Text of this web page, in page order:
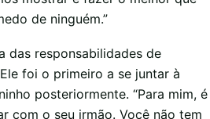
de ninguém.”
das responsabilidades de
foi o primeiro a se juntar à
posteriormente. “Para mim, é
com o seu irmão. Você não tem